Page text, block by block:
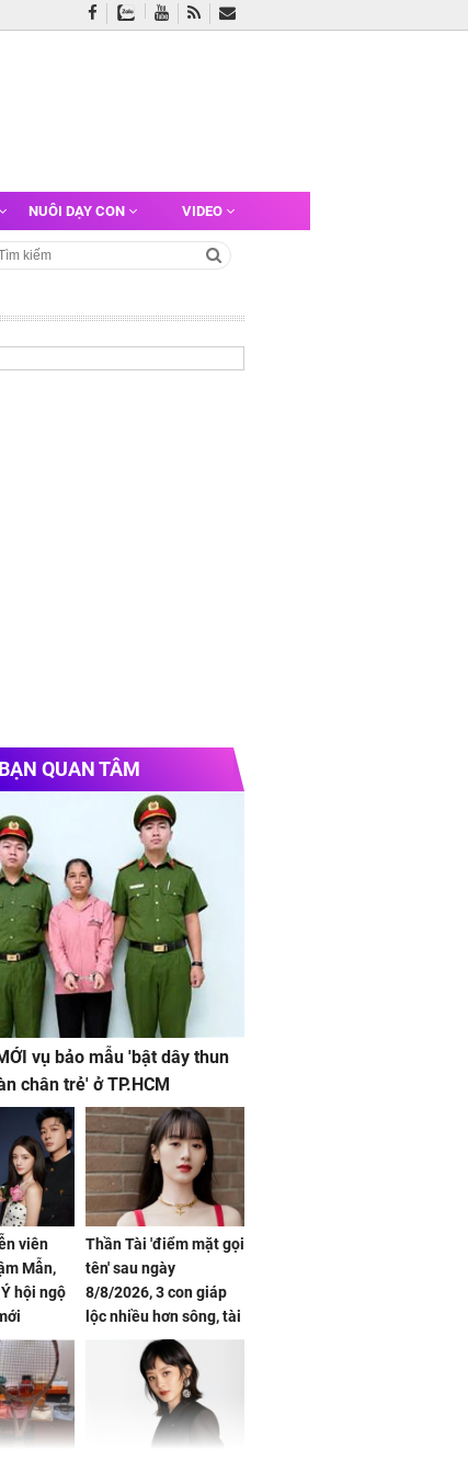
NUÔI DẠY CON VIDEO
QUAN TÂM
vụ bảo mẫu 'bật dây thun
chân trẻ' ở TP.HCM
viên
Mẫn,
hội ngộ
Thần Tài 'điểm mặt gọi
tên' sau ngày
8/8/2026, 3 con giáp
lộc nhiều hơn sông, tài
vận sáng như trăng
Rằm, chính thức hết